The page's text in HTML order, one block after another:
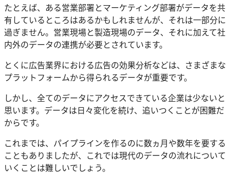
たとえば、ある営業部署とマーケティング部署がデータを共
有しているところはあるかもしれませんが、それは一部分に
過ぎません。営業現場と製造現場のデータ、それに加えて社
内外のデータの連携が必要とされています。
とくに広告業界における広告の効果分析などは、さまざまな
プラットフォームから得られるデータが重要です。
しかし、全てのデータにアクセスできている企業は少ないと
思います。データは日々変化を続け、追いつくことが困難だ
からです。
これまでは、パイプラインを作るのに数ヵ月や数年を要する
こともありましたが、これでは現代のデータの流れについて
いくことは難しいでしょう。